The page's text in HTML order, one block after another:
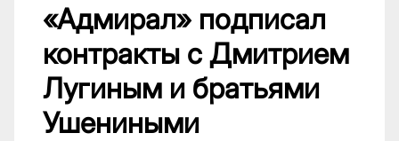
«Адмирал» подписал
контракты с Дмитрием
Лугиным и братьями
Ушениными